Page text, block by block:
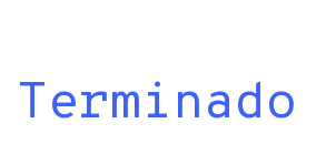
Terminado